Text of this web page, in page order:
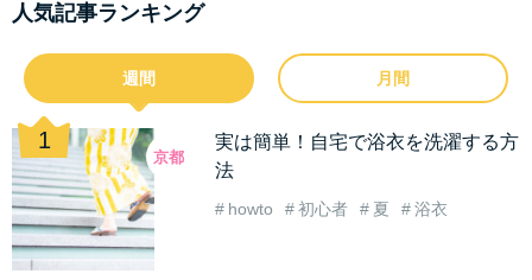
人気記事ランキング
週間 月間
実は簡単！自宅で浴衣を洗濯する方
法
howto 初心者 夏 浴衣
京都